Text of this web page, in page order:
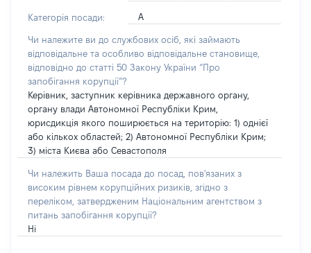
Категорія посади: А
Чи належите ви до службових осіб, які займають
відповідальне та особливо відповідальне становище,
відповідно до статті 50 Закону України “Про
запобігання корупції”?
Керівник, заступник керівника державного органу,
органу влади Автономної Республіки Крим,
юрисдикція якого поширюється на територію: 1) однієї
або кількох областей; 2) Автономної Республіки Крим;
3) міста Києва або Севастополя
Чи належить Ваша посада до посад, пов'язаних з
високим рівнем корупційних ризиків, згідно з
переліком, затвердженим Національним агентством з
питань запобігання корупції?
Ні